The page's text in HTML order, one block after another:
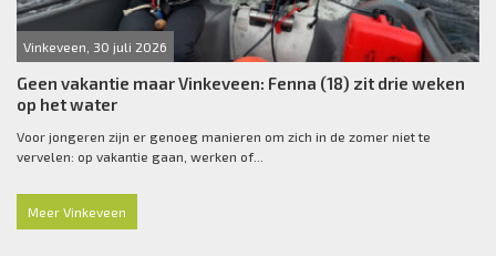
Vinkeveen, 30 juli 2026
Geen vakantie maar Vinkeveen: Fenna (18) zit drie weken
op het water
Voor jongeren zijn er genoeg manieren om zich in de zomer niet te
vervelen: op vakantie gaan, werken of...
Meer Vinkeveen